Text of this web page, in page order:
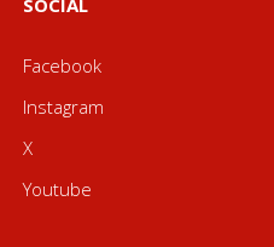
SOCIAL
Facebook
Instagram
X
Youtube